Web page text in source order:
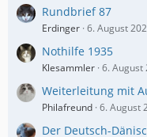
Rundbrief 87
Erdinger 6. August
Nothilfe 1935
Klesammler 6. August
Weiterleitung mit
Philafreund 6. August
Der Deutsch-